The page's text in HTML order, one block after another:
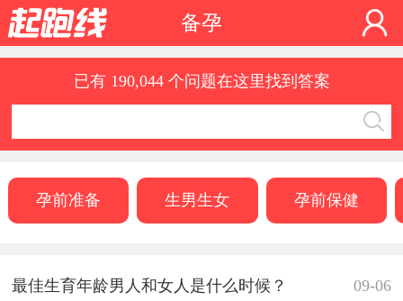
备孕
已有 190,044 个问题在这里找到答案
孕前准备 生男生女 孕前保健
09-06
最佳生育年龄男人和女人是什么时候？